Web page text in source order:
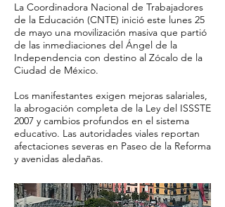
La Coordinadora Nacional de Trabajadores
de la Educación (CNTE) inició este lunes 25
de mayo una movilización masiva que partió
de las inmediaciones del Ángel de la
Independencia con destino al Zócalo de la
Ciudad de México.
Los manifestantes exigen mejoras salariales,
la abrogación completa de la Ley del ISSSTE
2007 y cambios profundos en el sistema
educativo. Las autoridades viales reportan
afectaciones severas en Paseo de la Reforma
y avenidas aledañas.